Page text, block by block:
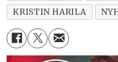
KRISTIN HARILA